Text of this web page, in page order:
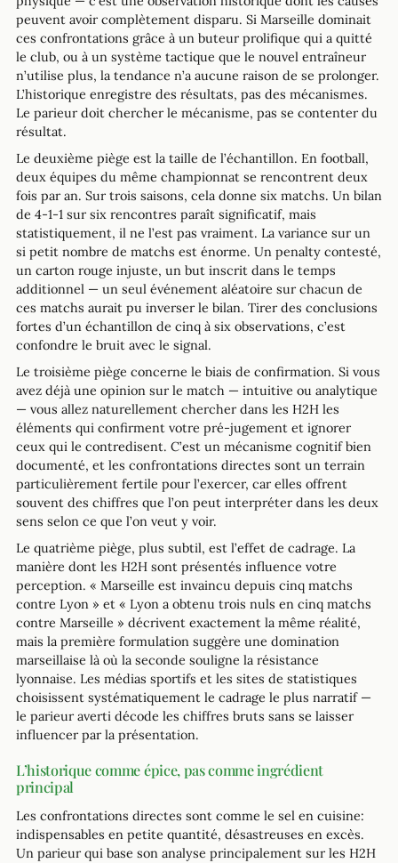
peuvent avoir complètement disparu. Si Marseille dominait
ces confrontations grâce à un buteur prolifique qui a quitté
le club, ou à un système tactique que le nouvel entraîneur
n’utilise plus, la tendance n’a aucune raison de se prolonger.
L’historique enregistre des résultats, pas des mécanismes.
Le parieur doit chercher le mécanisme, pas se contenter du
résultat.
Le deuxième piège est la taille de l’échantillon. En football,
deux équipes du même championnat se rencontrent deux
fois par an. Sur trois saisons, cela donne six matchs. Un bilan
de 4-1-1 sur six rencontres paraît significatif, mais
statistiquement, il ne l’est pas vraiment. La variance sur un
si petit nombre de matchs est énorme. Un penalty contesté,
un carton rouge injuste, un but inscrit dans le temps
additionnel — un seul événement aléatoire sur chacun de
ces matchs aurait pu inverser le bilan. Tirer des conclusions
fortes d’un échantillon de cinq à six observations, c’est
confondre le bruit avec le signal.
Le troisième piège concerne le biais de confirmation. Si vous
avez déjà une opinion sur le match — intuitive ou analytique
— vous allez naturellement chercher dans les H2H les
éléments qui confirment votre pré-jugement et ignorer
ceux qui le contredisent. C’est un mécanisme cognitif bien
documenté, et les confrontations directes sont un terrain
particulièrement fertile pour l’exercer, car elles offrent
souvent des chiffres que l’on peut interpréter dans les deux
sens selon ce que l’on veut y voir.
Le quatrième piège, plus subtil, est l’effet de cadrage. La
manière dont les H2H sont présentés influence votre
perception. « Marseille est invaincu depuis cinq matchs
contre Lyon » et « Lyon a obtenu trois nuls en cinq matchs
contre Marseille » décrivent exactement la même réalité,
mais la première formulation suggère une domination
marseillaise là où la seconde souligne la résistance
lyonnaise. Les médias sportifs et les sites de statistiques
choisissent systématiquement le cadrage le plus narratif —
le parieur averti décode les chiffres bruts sans se laisser
influencer par la présentation.
L’historique comme épice, pas comme ingrédient
principal
Les confrontations directes sont comme le sel en cuisine:
indispensables en petite quantité, désastreuses en excès.
Un parieur qui base son analyse principalement sur les H2H